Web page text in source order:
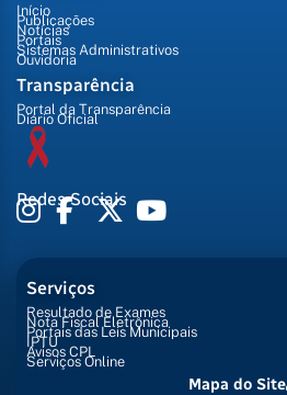
Início
Publicações
Notícias
Portais
Sistemas Administrativos
Ouvidoria
Transparência
Portal da Transparência
Diário Oficial
Redes Sociais
Serviços
Resultado de Exames
Nota Fiscal Eletrônica
Portais das Leis Municipais
IPTU
Avisos CPL
Serviços Online
Mapa do Site